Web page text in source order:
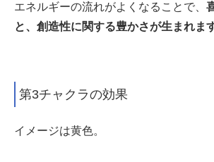
エネルギーの流れがよくなることで、
と、創造性に関する豊かさが生まれま
第3チャクラの効果
イメージは黄色。